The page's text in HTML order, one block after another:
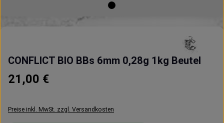
CONFLICT BIO BBs 6mm 0,28g 1kg Beutel
Regulärer Preis:
21,00 €
Preise inkl. MwSt. zzgl. Versandkosten